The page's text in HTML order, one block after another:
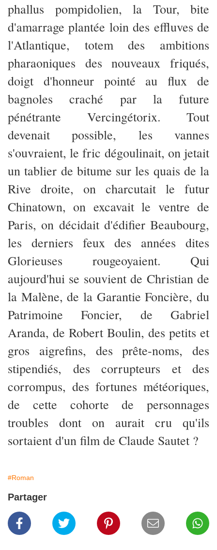
phallus pompidolien, la Tour, bite
d'amarrage plantée loin des effluves de
l'Atlantique, totem des ambitions
pharaoniques des nouveaux friqués,
doigt d'honneur pointé au flux de
bagnoles craché par la future
pénétrante Vercingétorix. Tout
devenait possible, les vannes
s'ouvraient, le fric dégoulinait, on jetait
un tablier de bitume sur les quais de la
Rive droite, on charcutait le futur
Chinatown, on excavait le ventre de
Paris, on décidait d'édifier Beaubourg,
les derniers feux des années dites
Glorieuses rougeoyaient. Qui
aujourd'hui se souvient de Christian de
la Malène, de la Garantie Foncière, du
Patrimoine Foncier, de Gabriel
Aranda, de Robert Boulin, des petits et
gros aigrefins, des prête-noms, des
stipendiés, des corrupteurs et des
corrompus, des fortunes météoriques,
de cette cohorte de personnages
troubles dont on aurait cru qu'ils
sortaient d'un film de Claude Sautet ?
#Roman
Partager